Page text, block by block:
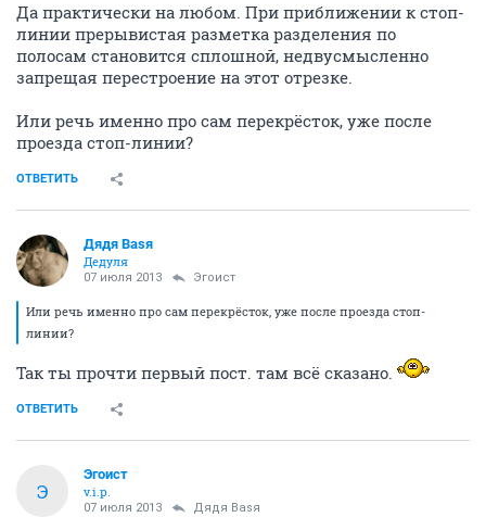
Да практически на любом. При приближении к стоп-
линии прерывистая разметка разделения по
полосам становится сплошной, недвусмысленно
запрещая перестроение на этот отрезке.
Или речь именно про сам перекрёсток, уже после
проезда стоп-линии?
ОТВЕТИТЬ
Дядя Ваsя
Дедуля
07 июля 2013 Эгоист
Или речь именно про сам перекрёсток, уже после проезда стоп-
линии?
Так ты прочти первый пост. там всё сказано.
ОТВЕТИТЬ
Э
Эгоист
v.i.p.
07 июля 2013 Дядя Ваsя